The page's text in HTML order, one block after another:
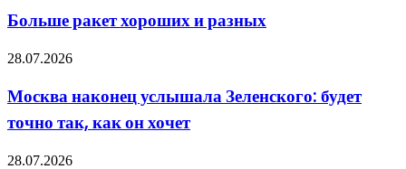
сказали,
что
выиграли
хороших
и
Больше ракет хороших и разных
Москва
услышала
Зеленского:
будет
так,
28.07.2026
Москва наконец услышала Зеленского: будет
точно так, как он хочет
Дружба
28.07.2026